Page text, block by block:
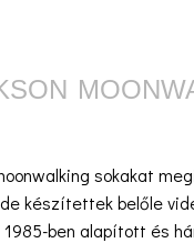
sokakat
készítettek belőle
ben alapított és